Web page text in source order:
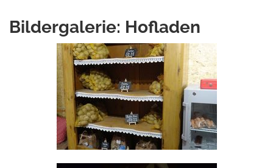
Bildergalerie: Hofladen